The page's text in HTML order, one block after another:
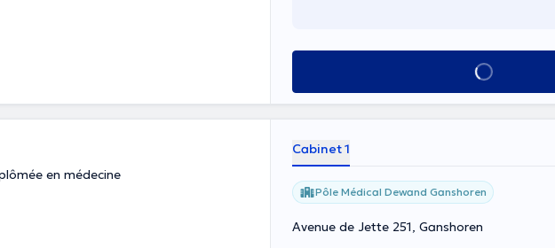
Voir tout
en médecine
Cabinet 1
Pôle Médical Dewand Ganshoren
Avenue de Jette 251, Ganshoren